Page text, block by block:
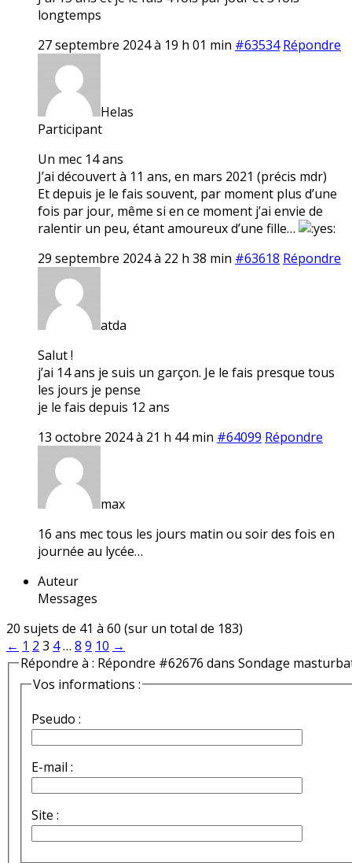
longtemps
27 septembre 2024 à 19 h 01 min #63534 Répondre
Helas
Participant
Un mec 14 ans
J’ai découvert à 11 ans, en mars 2021 (précis mdr)
Et depuis je le fais souvent, par moment plus d’une
fois par jour, même si en ce moment j’ai envie de
ralentir un peu, étant amoureux d’une fille…
29 septembre 2024 à 22 h 38 min #63618 Répondre
atda
Salut !
j’ai 14 ans je suis un garçon. Je le fais presque tous
les jours je pense
je le fais depuis 12 ans
13 octobre 2024 à 21 h 44 min #64099 Répondre
max
16 ans mec tous les jours matin ou soir des fois en
journée au lycée…
Auteur
Messages
20 sujets de 41 à 60 (sur un total de 183)
← 1 2 3 4… 8 9 10 →
Répondre à : Répondre #62676 dans Sondage
Vos informations :
Pseudo :
E-mail :
Site :